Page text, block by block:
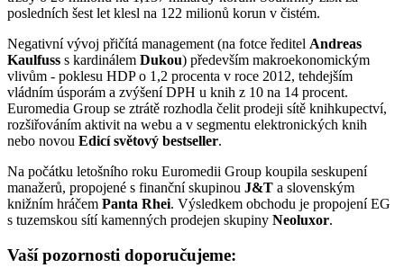
posledních šest let klesl na 122 milionů korun v čistém.
Negativní vývoj přičítá management (na fotce ředitel Andreas
Kaulfuss s kardinálem Dukou) především makroekonomickým
vlivům - poklesu HDP o 1,2 procenta v roce 2012, tehdejším
vládním úsporám a zvýšení DPH u knih z 10 na 14 procent.
Euromedia Group se ztrátě rozhodla čelit prodeji sítě knihkupectví,
rozšiřováním aktivit na webu a v segmentu elektronických knih
nebo novou Edicí světový bestseller.
Na počátku letošního roku Euromedii Group koupila seskupení
manažerů, propojené s finanční skupinou J&T a slovenským
knižním hráčem Panta Rhei. Výsledkem obchodu je propojení EG
s tuzemskou sítí kamenných prodejen skupiny Neoluxor.
Vaší pozornosti doporučujeme: